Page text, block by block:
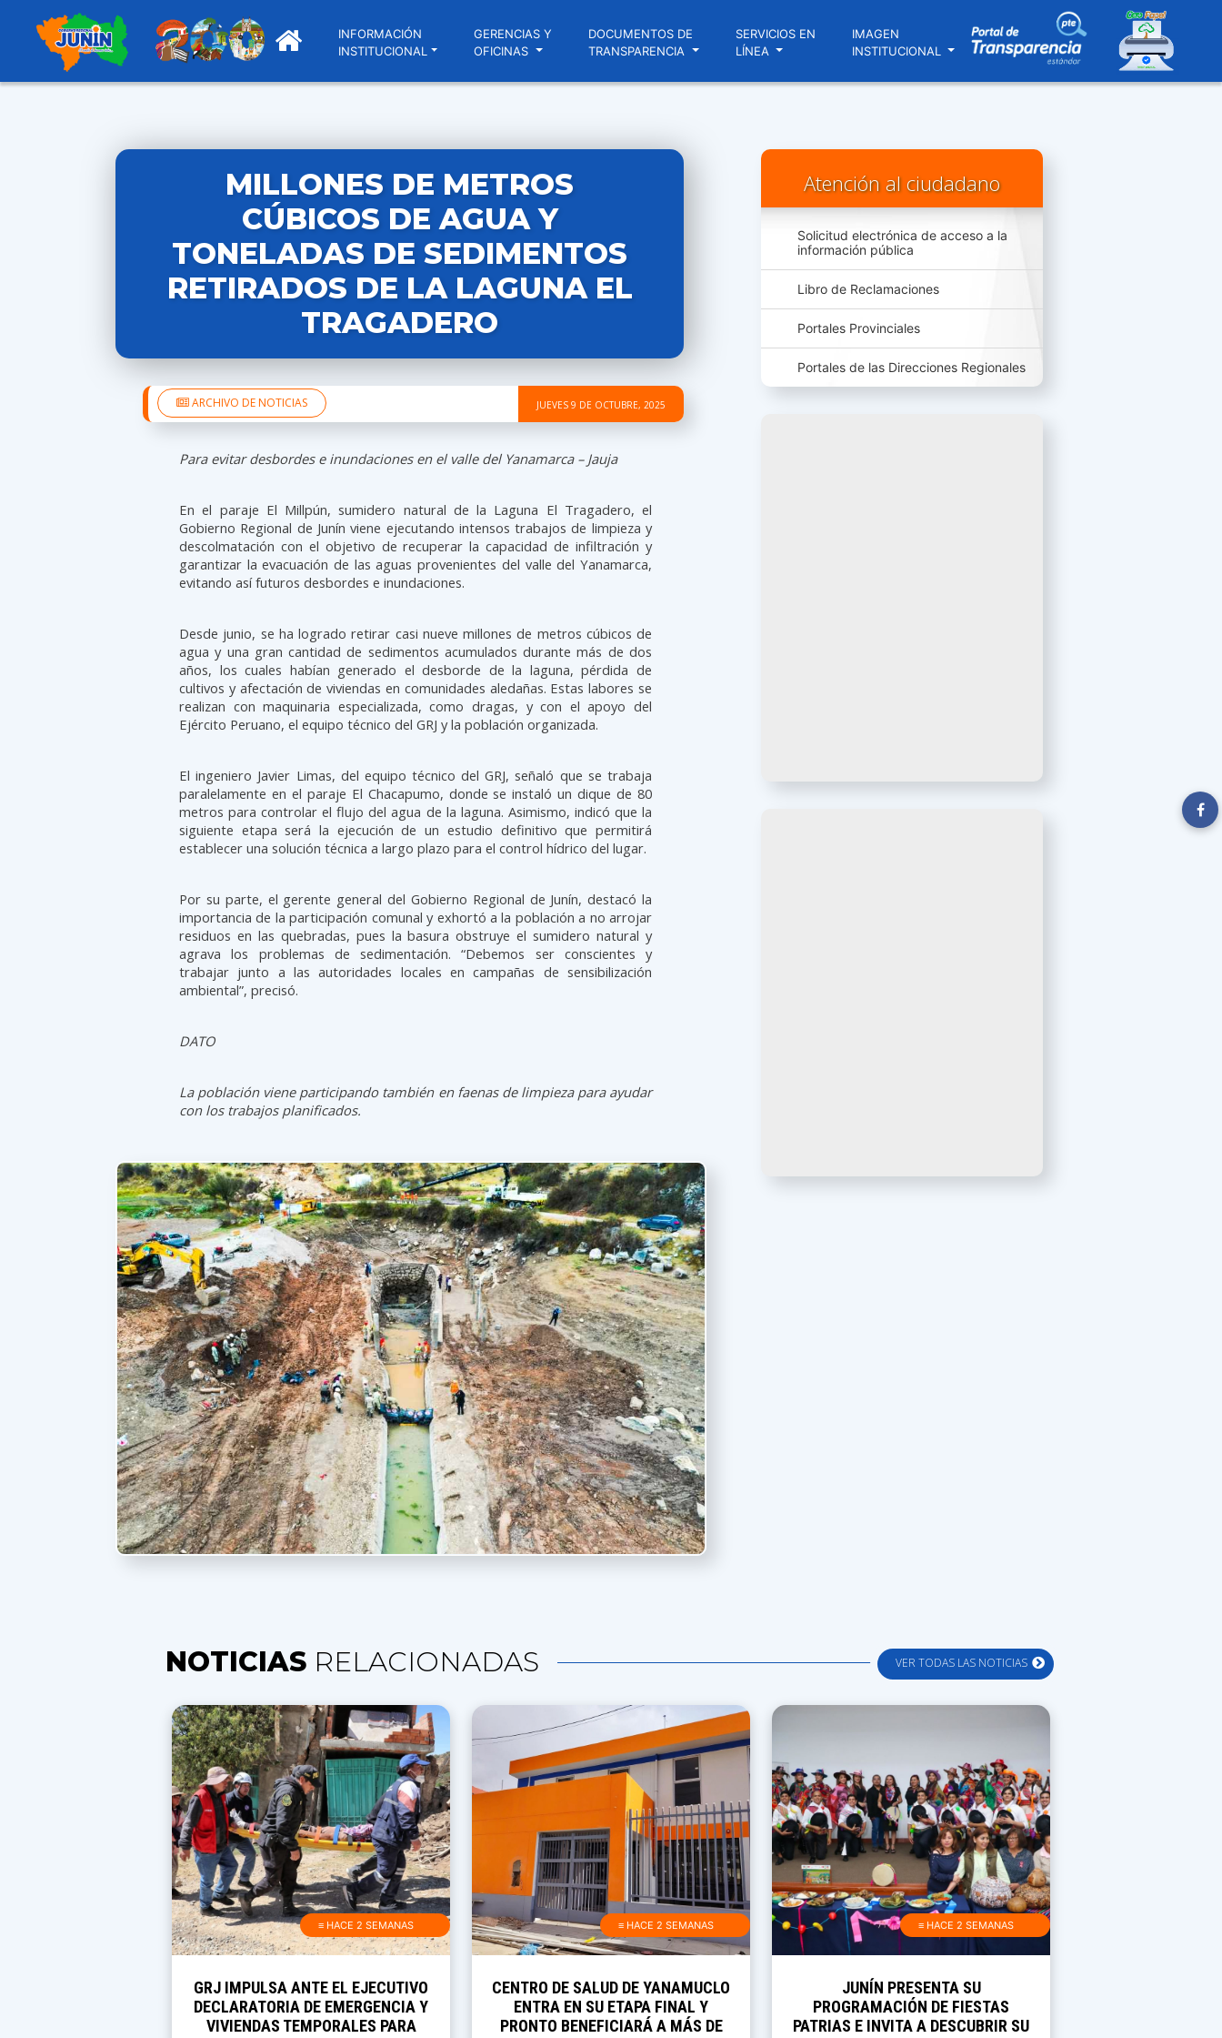
INFORMACIÓN
INSTITUCIONAL
GERENCIAS Y
OFICINAS
DOCUMENTOS DE
TRANSPARENCIA
SERVICIOS EN
LÍNEA
IMAGEN
INSTITUCIONAL
Atención al ciudadano
Solicitud electrónica de acceso a la
información pública
Libro de Reclamaciones
Portales Provinciales
Portales de las Direcciones Regionales
MILLONES DE METROS
CÚBICOS DE AGUA Y
TONELADAS DE SEDIMENTOS
RETIRADOS DE LA LAGUNA EL
TRAGADERO
JUEVES 9 DE OCTUBRE, 2025
ARCHIVO DE NOTICIAS
Para evitar desbordes e inundaciones en el valle del Yanamarca – Jauja
En el paraje El Millpún, sumidero natural de la Laguna El Tragadero, el
Gobierno Regional de Junín viene ejecutando intensos trabajos de limpieza y
descolmatación con el objetivo de recuperar la capacidad de infiltración y
garantizar la evacuación de las aguas provenientes del valle del Yanamarca,
evitando así futuros desbordes e inundaciones.
Desde junio, se ha logrado retirar casi nueve millones de metros cúbicos de
agua y una gran cantidad de sedimentos acumulados durante más de dos
años, los cuales habían generado el desborde de la laguna, pérdida de
cultivos y afectación de viviendas en comunidades aledañas. Estas labores se
realizan con maquinaria especializada, como dragas, y con el apoyo del
Ejército Peruano, el equipo técnico del GRJ y la población organizada.
El ingeniero Javier Limas, del equipo técnico del GRJ, señaló que se trabaja
paralelamente en el paraje El Chacapumo, donde se instaló un dique de 80
metros para controlar el flujo del agua de la laguna. Asimismo, indicó que la
siguiente etapa será la ejecución de un estudio definitivo que permitirá
establecer una solución técnica a largo plazo para el control hídrico del lugar.
Por su parte, el gerente general del Gobierno Regional de Junín, destacó la
importancia de la participación comunal y exhortó a la población a no arrojar
residuos en las quebradas, pues la basura obstruye el sumidero natural y
agrava los problemas de sedimentación. “Debemos ser conscientes y
trabajar junto a las autoridades locales en campañas de sensibilización
ambiental”, precisó.
DATO
La población viene participando también en faenas de limpieza para ayudar
con los trabajos planificados.
VER TODAS LAS NOTICIAS
NOTICIAS RELACIONADAS
≡ HACE 2 SEMANAS
GRJ IMPULSA ANTE EL EJECUTIVO
DECLARATORIA DE EMERGENCIA Y
VIVIENDAS TEMPORALES PARA
≡ HACE 2 SEMANAS
CENTRO DE SALUD DE YANAMUCLO
ENTRA EN SU ETAPA FINAL Y
PRONTO BENEFICIARÁ A MÁS DE
≡ HACE 2 SEMANAS
JUNÍN PRESENTA SU
PROGRAMACIÓN DE FIESTAS
PATRIAS E INVITA A DESCUBRIR SU